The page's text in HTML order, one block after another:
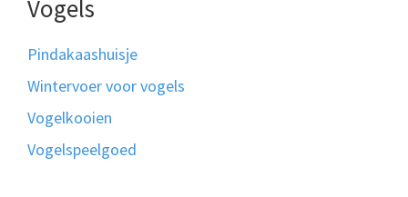
Vogels
Pindakaashuisje
Wintervoer voor vogels
Vogelkooien
Vogelspeelgoed